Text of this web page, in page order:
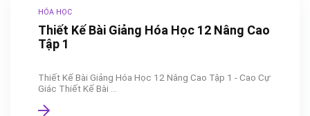
HÓA HỌC
Thiết Kế Bài Giảng Hóa Học 12 Nâng Cao
Tập 1
Thiết Kế Bài Giảng Hóa Học 12 Nâng Cao Tập 1 - Cao Cự
Giác Thiết Kế Bài ...